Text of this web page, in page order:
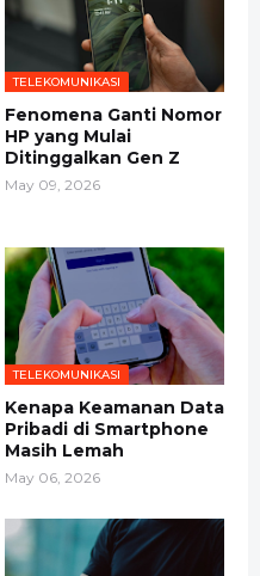
TELEKOMUNIKASI
Fenomena Ganti Nomor
HP yang Mulai
Ditinggalkan Gen Z
May 09, 2026
TELEKOMUNIKASI
Kenapa Keamanan Data
Pribadi di Smartphone
Masih Lemah
May 06, 2026